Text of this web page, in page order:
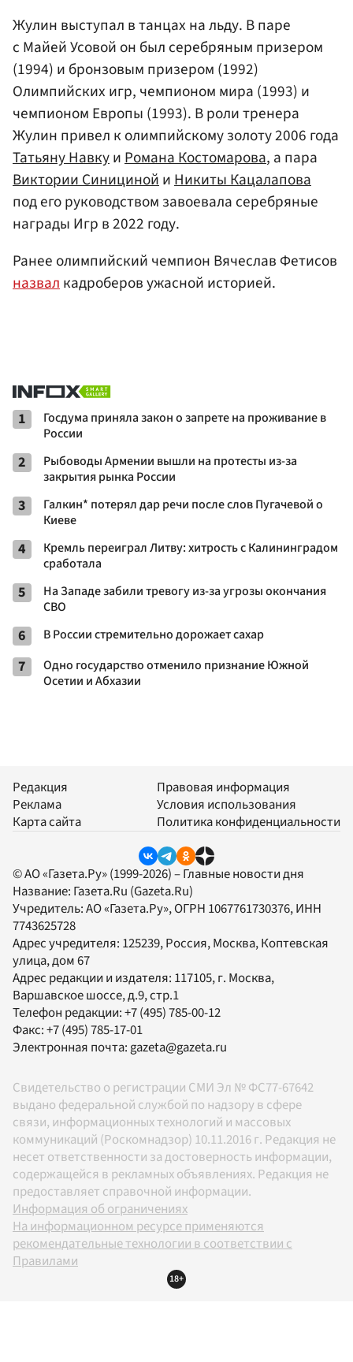
Жулин выступал в танцах на льду. В паре
с Майей Усовой он был серебряным призером
(1994) и бронзовым призером (1992)
Олимпийских игр, чемпионом мира (1993) и
чемпионом Европы (1993). В роли тренера
Жулин привел к олимпийскому золоту 2006 года
Татьяну НавкуиРомана Костомарова, а пара
Виктории СиницинойиНикиты Кацалапова
под его руководством завоевала серебряные
награды Игр в 2022 году.
Ранее олимпийский чемпион Вячеслав Фетисов
назвалкадроберов ужасной историей.
1
Госдума приняла закон о запрете на проживание в
России
2
Рыбоводы Армении вышли на протесты из-за
закрытия рынка России
3
Галкин* потерял дар речи после слов Пугачевой о
Киеве
4
Кремль переиграл Литву: хитрость с Калининградом
сработала
5
На Западе забили тревогу из-за угрозы окончания
СВО
6 В России стремительно дорожает сахар
7
Одно государство отменило признание Южной
Осетии и Абхазии
Редакция
Реклама
Карта сайта
Правовая информация
Условия использования
Политика конфиденциальности
© АО «Газета.Ру» (1999-2026) – Главные новости дня
Название: Газета.Ru (Gazeta.Ru)
Учредитель:АО «Газета.Ру», ОГРН 1067761730376, ИНН
7743625728
Адрес учредителя: 125239, Россия, Москва, Коптевская
улица, дом 67
Адрес редакции и издателя: 117105, г. Москва,
Варшавское шоссе, д.9, стр.1
Телефон редакции:+7 (495) 785-00-12
Факс:+7 (495) 785-17-01
Электронная почта:gazeta@gazeta.ru
Свидетельство о регистрации СМИ Эл № ФС77-67642
выдано федеральной службой по надзору в сфере
связи, информационных технологий и массовых
коммуникаций (Роскомнадзор) 10.11.2016 г. Редакция не
несет ответственности за достоверность информации,
содержащейся в рекламных объявлениях. Редакция не
предоставляет справочной информации.
Информация об ограничениях
На информационном ресурсе применяются
рекомендательные технологии в соответствии с
Правилами
18+